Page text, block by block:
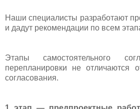
Наши специалисты разработают
и дадут рекомендации по всем
Этапы самостоятельного
перепланировки не отличаются
согласования.